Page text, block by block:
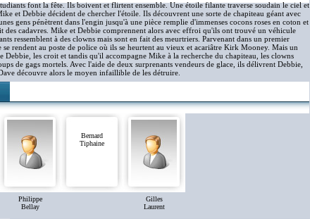
font la fête. Ils boivent et flirtent ensemble. Une étoile filante traverse soudain le ciel et
et Debbie décident de chercher l'étoile. Ils découvrent une sorte de chapiteau géant avec
gens pénètrent dans l'engin jusqu'à une pièce remplie d'immenses cocons roses en coton et
des cadavres. Mike et Debbie comprennent alors avec effroi qu'ils ont trouvé un véhicule
ressemblent à des clowns mais sont en fait des meurtriers. Parvenant dans un premier
rendent au poste de police où ils se heurtent au vieux et acariâtre Kirk Mooney. Mais un
Debbie, les croit et tandis qu'il accompagne Mike à la recherche du chapiteau, les clowns
de gags mortels. Avec l'aide de deux surprenants vendeurs de glace, ils délivrent Debbie,
découvre alors le moyen infaillible de les détruire.
Philippe
Bellay
Bernard
Tiphaine
Gilles
Laurent